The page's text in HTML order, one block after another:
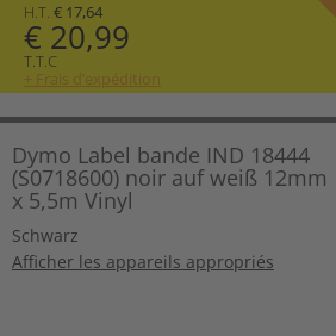
H.T. € 17,64
€ 20,99
T.T.C
+ Frais d’expédition
Dymo Label bande IND 18444
(S0718600) noir auf weiß 12mm
x 5,5m Vinyl
Schwarz
Afficher les appareils appropriés